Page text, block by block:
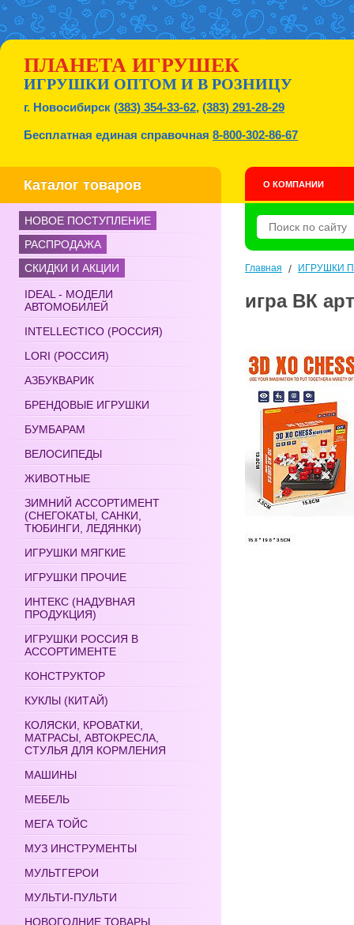
ПЛАНЕТА ИГРУШЕК
ИГРУШКИ ОПТОМ И В РОЗНИЦУ
г. Новосибирск (383) 354-33-62, (383) 291-28-29
Бесплатная единая справочная 8-800-302-86-67
Каталог товаров О КОМПАНИИ
НОВОЕ ПОСТУПЛЕНИЕ
РАСПРОДАЖА
СКИДКИ И АКЦИИ
IDEAL - МОДЕЛИ
АВТОМОБИЛЕЙ
INTELLECTICO (РОССИЯ)
LORI (РОССИЯ)
АЗБУКВАРИК
БРЕНДОВЫЕ ИГРУШКИ
БУМБАРАМ
ВЕЛОСИПЕДЫ
ЖИВОТНЫЕ
ЗИМНИЙ АССОРТИМЕНТ
(СНЕГОКАТЫ, САНКИ,
ТЮБИНГИ, ЛЕДЯНКИ)
ИГРУШКИ МЯГКИЕ
ИГРУШКИ ПРОЧИЕ
ИНТЕКС (НАДУВНАЯ
ПРОДУКЦИЯ)
ИГРУШКИ РОССИЯ В
АССОРТИМЕНТЕ
КОНСТРУКТОР
КУКЛЫ (КИТАЙ)
КОЛЯСКИ, КРОВАТКИ,
МАТРАСЫ, АВТОКРЕСЛА,
СТУЛЬЯ ДЛЯ КОРМЛЕНИЯ
МАШИНЫ
МЕБЕЛЬ
МЕГА ТОЙС
МУЗ ИНСТРУМЕНТЫ
МУЛЬТГЕРОИ
МУЛЬТИ-ПУЛЬТИ
НОВОГОДНИЕ ТОВАРЫ
Главная / ИГРУШКИ
игра ВК